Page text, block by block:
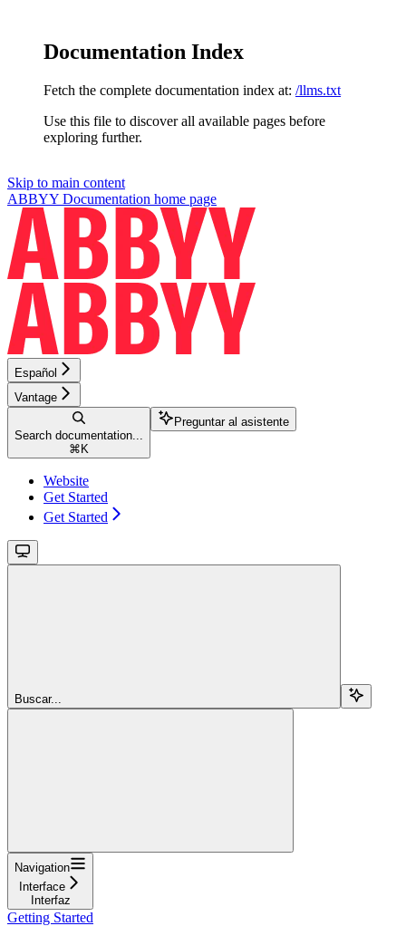
Documentation Index
Fetch the complete documentation index at: /llms.txt
Use this file to discover all available pages before
exploring further.
Skip to main content
ABBYY Documentation home page
Español
Vantage
Search documentation...
⌘ K
Preguntar al asistente
Website
Get Started
Get Started
Buscar...
Navigation
Interface
Interfaz
Getting Started